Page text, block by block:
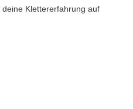
Klettererfahrung auf